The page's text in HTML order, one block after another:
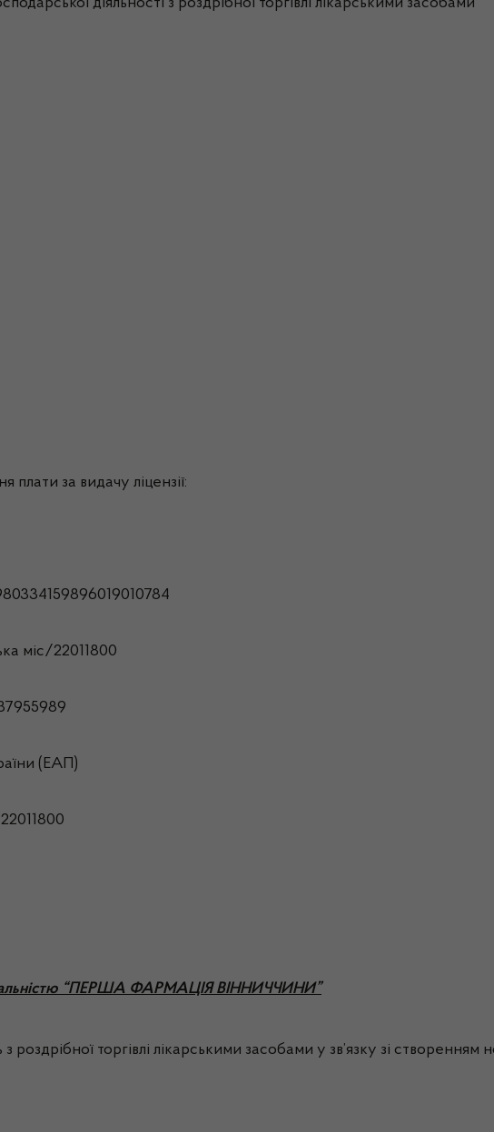
діяльності з роздрібної торгівлі лікарськими засобами
плати за видачу ліцензії:
міс/22011800
(ЕАП)
“ПЕРША ФАРМАЦІЯ ВІННИЧЧИНИ”
роздрібної торгівлі лікарськими засобами у зв’язку зі створенням